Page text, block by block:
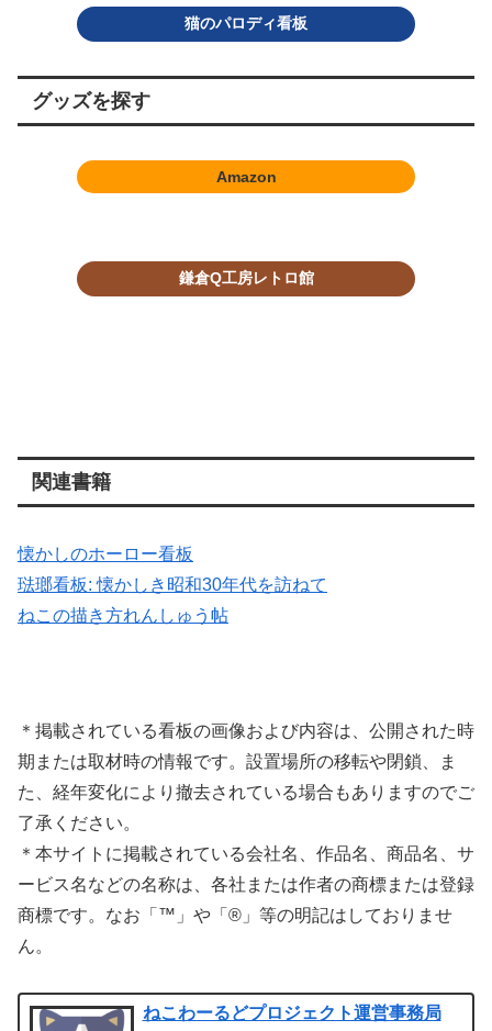
猫のパロディ看板
グッズを探す
Amazon
鎌倉Q工房レトロ館
関連書籍
懐かしのホーロー看板
琺瑯看板: 懐かしき昭和30年代を訪ねて
ねこの描き方れんしゅう帖
＊掲載されている看板の画像および内容は、公開された時
期または取材時の情報です。設置場所の移転や閉鎖、ま
た、経年変化により撤去されている場合もありますのでご
了承ください。
＊本サイトに掲載されている会社名、作品名、商品名、サ
ービス名などの名称は、各社または作者の商標または登録
商標です。なお「™」や「®」等の明記はしておりませ
ん。
ねこわーるどプロジェクト運営事務局